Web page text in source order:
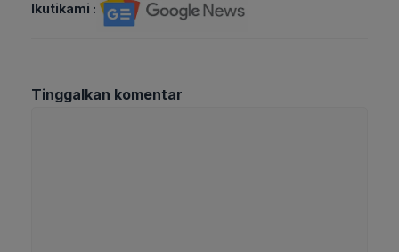
Ikutikami :
Tinggalkan komentar